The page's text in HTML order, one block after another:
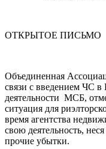
ОТКРЫТОЕ ПИСЬМО
Объединенная
связи с введением ЧС в
деятельности МСБ,
ситуация для
время агентства
свою деятельность,
прочие убытки.